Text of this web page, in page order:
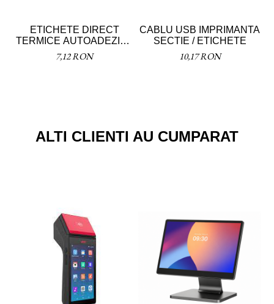
ETICHETE DIRECT
TERMICE AUTOADEZIVE
40X46 MM
7,12 RON
CABLU USB IMPRIMANTA
SECTIE / ETICHETE
10,17 RON
ALTI CLIENTI AU CUMPARAT